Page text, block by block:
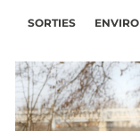
SORTIES